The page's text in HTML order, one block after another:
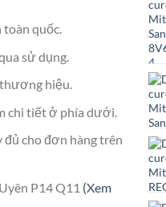
quốc.
sử dụng.
hiệu.
chi tiết ở phía dưới.
cho đơn hàng trên
P14 Q11 (Xem